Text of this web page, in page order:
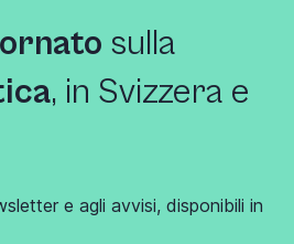
sulla
, in Svizzera e
e agli avvisi, disponibili in